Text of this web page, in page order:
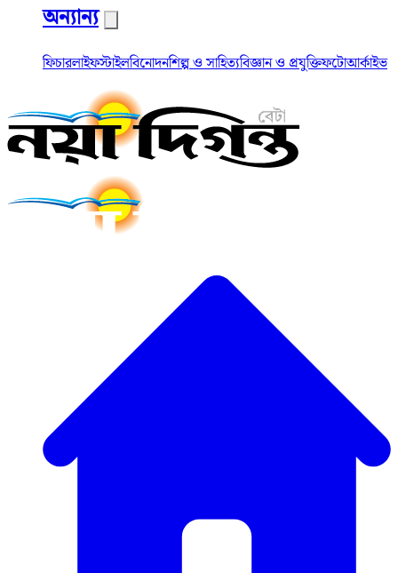
অন্যান্য
ফিচারলাইফস্টাইলবিনোদনশিল্প ও সাহিত্যবিজ্ঞান ও প্রযুক্তিফটোআর্কাইভ